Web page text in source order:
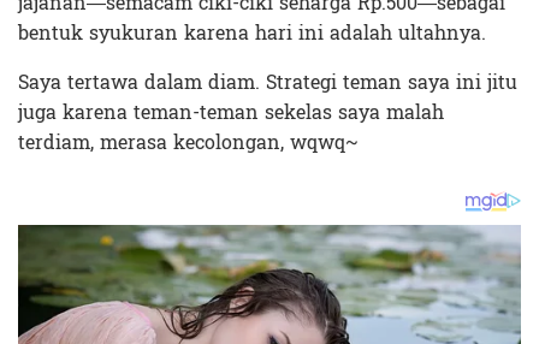
bentuk syukuran karena hari ini adalah ultahnya.
Saya tertawa dalam diam. Strategi teman saya ini jitu
juga karena teman-teman sekelas saya malah
terdiam, merasa kecolongan, wqwq~